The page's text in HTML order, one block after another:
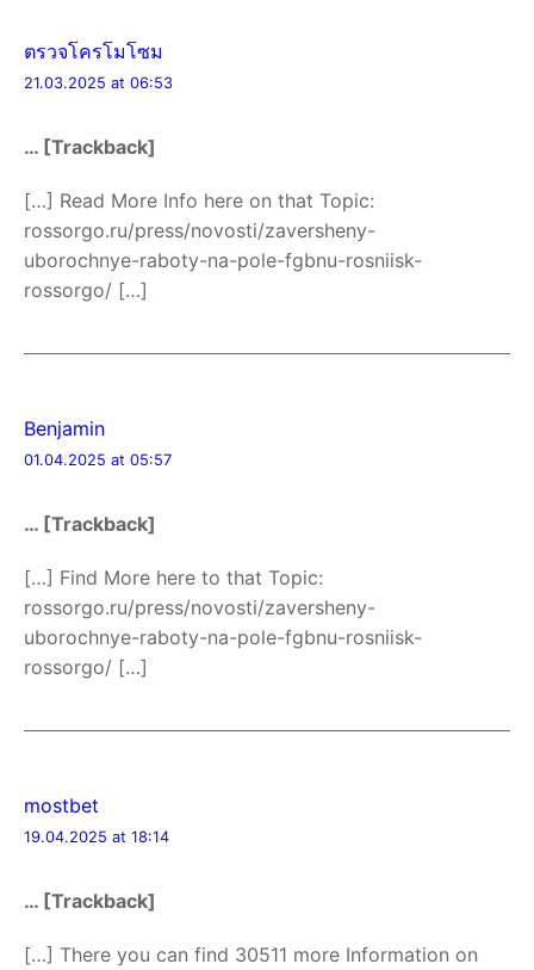
ตรวจโครโมโซม
21.03.2025 at 06:53
… [Trackback]
[…] Read More Info here on that Topic:
rossorgo.ru/press/novosti/zaversheny-
uborochnye-raboty-na-pole-fgbnu-rosniisk-
rossorgo/ […]
Benjamin
01.04.2025 at 05:57
… [Trackback]
[…] Find More here to that Topic:
rossorgo.ru/press/novosti/zaversheny-
uborochnye-raboty-na-pole-fgbnu-rosniisk-
rossorgo/ […]
mostbet
19.04.2025 at 18:14
… [Trackback]
[…] There you can find 30511 more Information on